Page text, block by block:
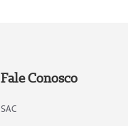
Fale Conosco
SAC